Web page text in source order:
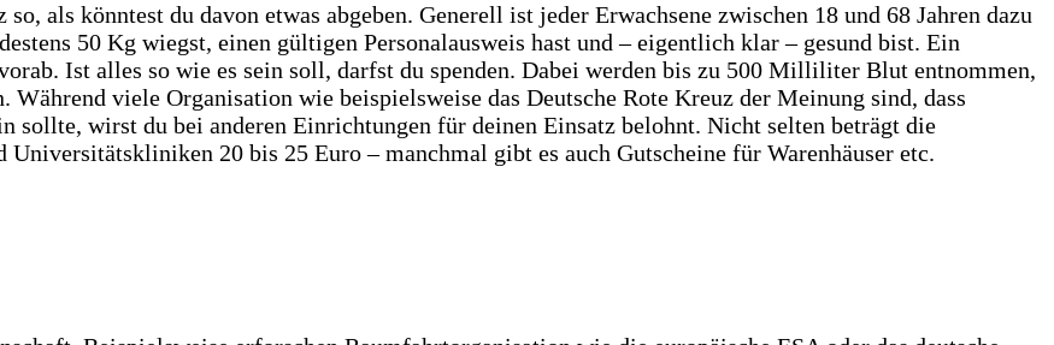
als könntest du davon etwas abgeben. Generell ist jeder Erwachsene zwischen 18 und 68 Jahren dazu
50 Kg wiegst, einen gültigen Personalausweis hast und – eigentlich klar – gesund bist. Ein
Ist alles so wie es sein soll, darfst du spenden. Dabei werden bis zu 500 Milliliter Blut entnommen,
viele Organisation wie beispielsweise das Deutsche Rote Kreuz der Meinung sind, dass
sollte, wirst du bei anderen Einrichtungen für deinen Einsatz belohnt. Nicht selten beträgt die
20 bis 25 Euro – manchmal gibt es auch Gutscheine für Warenhäuser etc.